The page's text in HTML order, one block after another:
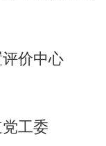
价中心
工委